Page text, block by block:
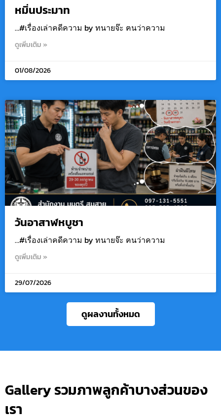
หมิ่นประมาท
…#เรื่องเล่าคดีความ by ทนายจ๊ะ ฅนว่าความ
ดูเพิ่มเติม »
01/08/2026
วันอาสาฬหบูชา
…#เรื่องเล่าคดีความ by ทนายจ๊ะ ฅนว่าความ
ดูเพิ่มเติม »
29/07/2026
ดูผลงานทั้งหมด
Gallery รวมภาพลูกค้าบางส่วนของ
เรา